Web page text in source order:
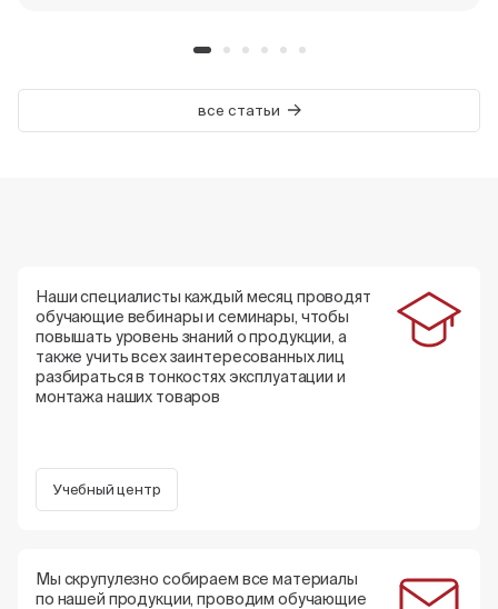
все статьи
Наши специалисты каждый месяц проводят
обучающие вебинары и семинары, чтобы
повышать уровень знаний о продукции, а
также учить всех заинтересованных лиц
разбираться в тонкостях эксплуатации и
монтажа наших товаров
Учебный центр
Мы скрупулезно собираем все материалы
по нашей продукции, проводим обучающие